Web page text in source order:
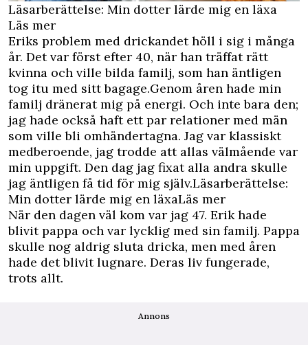
Läsarberättelse: Min dotter lärde mig en läxa
Läs mer
Eriks problem med drickandet höll i sig i många
år. Det var först efter 40, när han träffat rätt
kvinna och ville bilda familj, som han äntligen
tog itu med sitt bagage.Genom åren hade min
familj dränerat mig på energi. Och inte bara den;
jag hade också haft ett par relationer med män
som ville bli omhändertagna. Jag var klassiskt
medberoende, jag trodde att allas välmående var
min uppgift. Den dag jag fixat alla andra skulle
jag äntligen få tid för mig själv.Läsarberättelse:
Min dotter lärde mig en läxaLäs mer
När den dagen väl kom var jag 47. Erik hade
blivit pappa och var lycklig med sin familj. Pappa
skulle nog aldrig sluta dricka, men med åren
hade det blivit lugnare. Deras liv fungerade,
trots allt.
Annons